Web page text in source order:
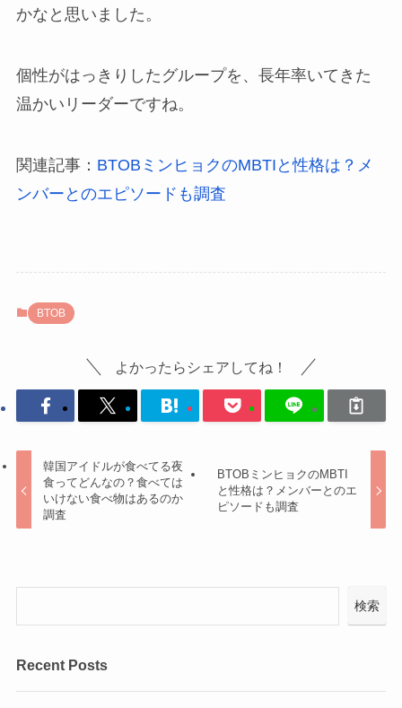
かなと思いました。
個性がはっきりしたグループを、長年率いてきた
温かいリーダーですね。
関連記事： BTOBミンヒョクのMBTIと性格は？メ
ンバーとのエピソードも調査
BTOB
よかったらシェアしてね！
韓国アイドルが食べてる夜
食ってどんなの？食べては
いけない食べ物はあるのか
調査
BTOBミンヒョクのMBTI
と性格は？メンバーとのエ
ピソードも調査
検索
Recent Posts